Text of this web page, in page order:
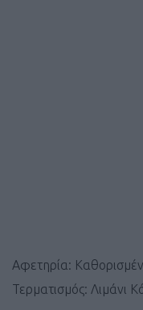
Αφετηρία:
Τερματισμός: Λιμάνι